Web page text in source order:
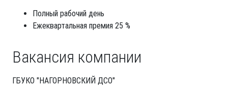
Полный рабочий день
Ежеквартальная премия 25 %
Вакансия компании
ГБУКО "НАГОРНОВСКИЙ ДСО"